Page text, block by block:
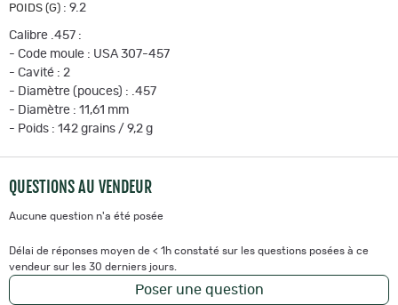
POIDS (G) : 9.2
Calibre .457 :
- Code moule : USA 307-457
- Cavité : 2
- Diamètre (pouces) : .457
- Diamètre : 11,61 mm
- Poids : 142 grains / 9,2 g
QUESTIONS AU VENDEUR
Aucune question n'a été posée
Délai de réponses moyen de < 1h constaté sur les questions posées à ce
vendeur sur les 30 derniers jours.
Poser une question